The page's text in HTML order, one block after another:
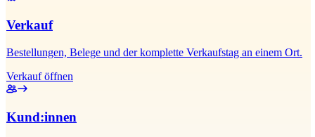
Verkauf
Bestellungen, Belege und der komplette Verkaufstag an einem Ort.
Verkauf öffnen
Kund:innen